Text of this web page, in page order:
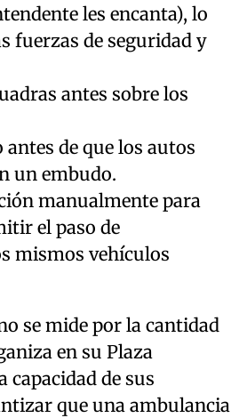
les encanta), lo
fuerzas de seguridad y
antes sobre los
antes de que los autos
un embudo.
manualmente para
el paso de
mismos vehículos
se mide por la cantidad
en su Plaza
capacidad de sus
que una ambulancia